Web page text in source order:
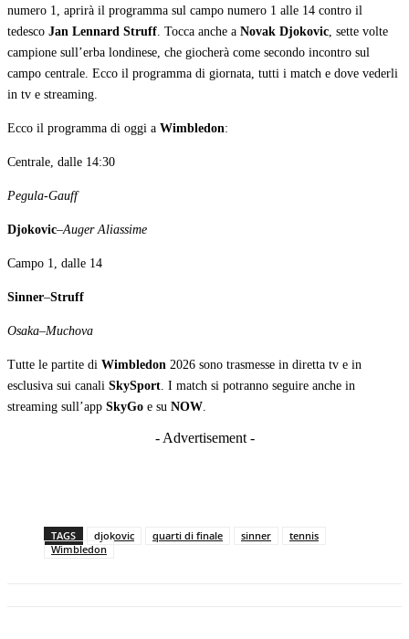
numero 1, aprirà il programma sul campo numero 1 alle 14 contro il
tedesco Jan Lennard Struff. Tocca anche a Novak Djokovic, sette volte
campione sull’erba londinese, che giocherà come secondo incontro sul
campo centrale. Ecco il programma di giornata, tutti i match e dove vederli
in tv e streaming.
Ecco il programma di oggi a Wimbledon:
Centrale, dalle 14:30
Pegula-Gauff
Djokovic–Auger Aliassime
Campo 1, dalle 14
Sinner–Struff
Osaka–Muchova
Tutte le partite di Wimbledon 2026 sono trasmesse in diretta tv e in
esclusiva sui canali SkySport. I match si potranno seguire anche in
streaming sull’app SkyGo e su NOW.
- Advertisement -
TAGS djokovic quarti di finale sinner
tennis
Wimbledon